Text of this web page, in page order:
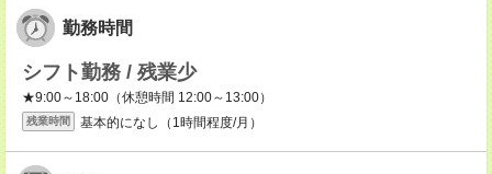
勤務時間
シフト勤務 / 残業少
★9:00～18:00（休憩時間 12:00～13:00）
残業時間 基本的になし（1時間程度/月）